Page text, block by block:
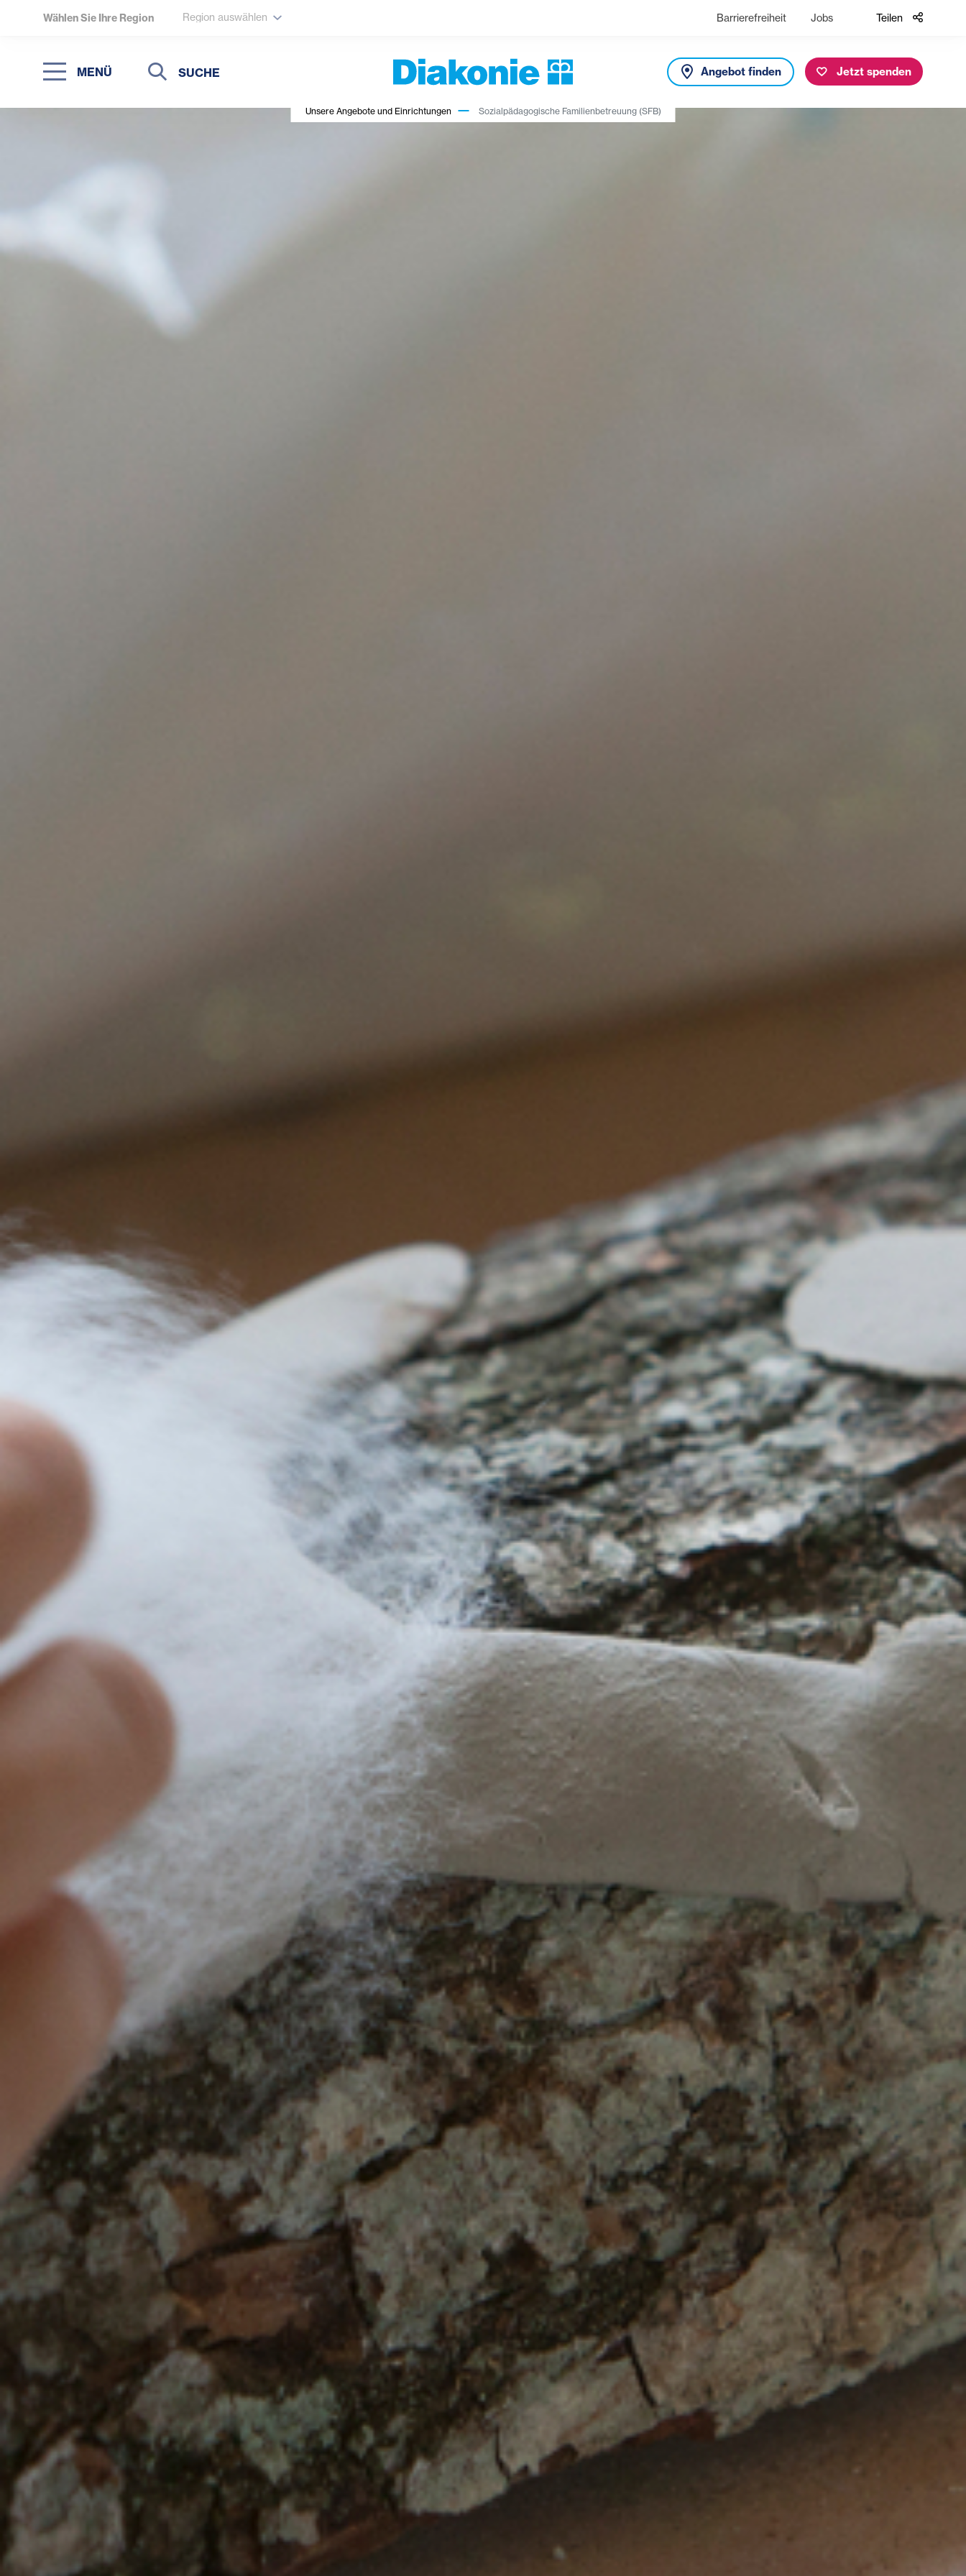
Wählen Sie Ihre Region Region auswählen Barrierefreiheit Jobs Teilen
MENÜ
Suche
Suche
Angebot finden Jetzt spenden
Unsere Angebote und Einrichtungen Sozialpädagogische Familienbetreuung (SFB)